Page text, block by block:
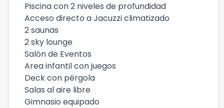
Piscina con 2 niveles de profundidad
Acceso directo a Jacuzzi climatizado
2 saunas
2 sky lounge
Salón de Eventos
Area infantil con juegos
Deck con pérgola
Salas al aire libre
Gimnasio equipado